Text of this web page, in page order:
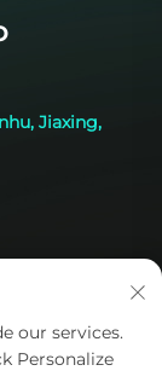
Jiaxing,
our services.
Personalize